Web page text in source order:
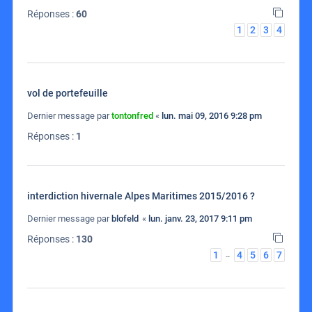
Réponses :60
1
2 3 4
vol de portefeuille
Dernier message partontonfred « lun. mai 09, 2016 9:28 pm
Réponses : 1
interdiction hivernale Alpes Maritimes 2015/2016 ?
Dernier message par blofeld « lun. janv. 23, 2017 9:11 pm
Réponses : 130
1
… 4 5 6 7